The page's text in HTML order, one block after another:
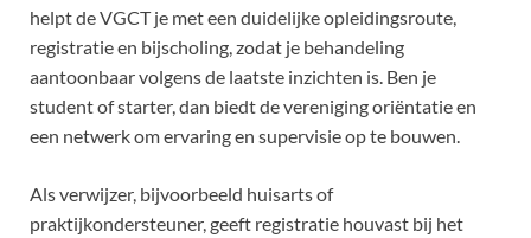
helpt de VGCT je met een duidelijke opleidingsroute,
registratie en bijscholing, zodat je behandeling
aantoonbaar volgens de laatste inzichten is. Ben je
student of starter, dan biedt de vereniging oriëntatie en
een netwerk om ervaring en supervisie op te bouwen.
Als verwijzer, bijvoorbeeld huisarts of
praktijkondersteuner, geeft registratie houvast bij het